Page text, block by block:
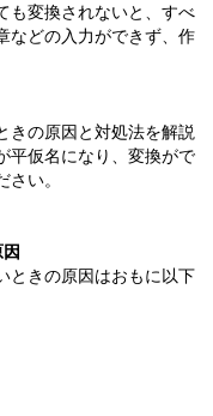
も変換されないと、すべ
などの入力ができず、作
きの原因と対処法を解説
平仮名になり、変換がで
さい。
ときの原因はおもに以下